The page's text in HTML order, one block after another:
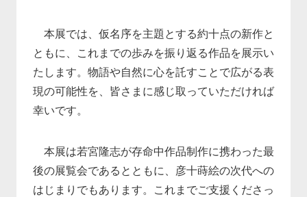
本展では、仮名序を主題とする約十点の新作と
ともに、これまでの歩みを振り返る作品を展示い
たします。物語や自然に心を託すことで広がる表
現の可能性を、皆さまに感じ取っていただければ
幸いです。
本展は若宮隆志が存命中作品制作に携わった最
後の展覧会であるとともに、彦十蒔絵の次代への
はじまりでもあります。これまでご支援くださっ